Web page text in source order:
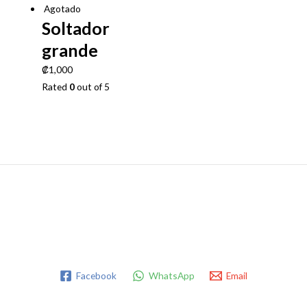
Agotado
Soltador
grande
₡1,000
Rated 0out of 5
Facebook WhatsApp Email